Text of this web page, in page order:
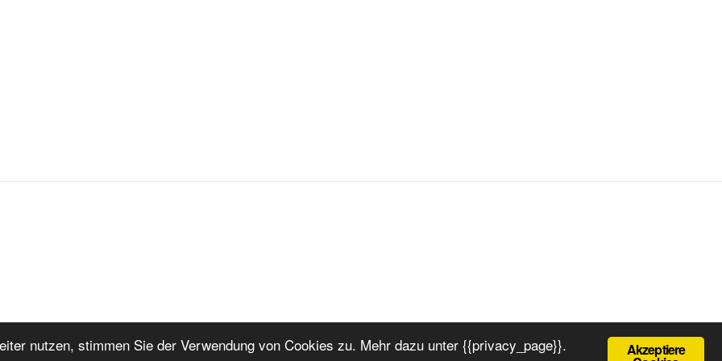
Stolz präsentiert von WordPress Akzeptiere
nutzen, stimmen Sie der Verwendung von Cookies zu. Mehr dazu unter {{privacy_page}}.